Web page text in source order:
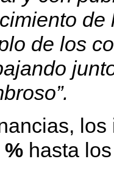
de los
% hasta